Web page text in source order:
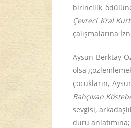
birincilik
Çevreci Kral
çalışmalarına
Aysun Berktay
olsa
çocukların,
Bahçıvan
sevgisi,
duru